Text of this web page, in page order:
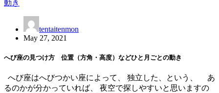
tentaitenmon
May 27, 2021
へび座の見つけ方 位置（方角・高度）などひと月ごとの動き
へび座はへびつかい座によって、 独立した、という、 あ
るのかが分かっていれば、 夜空で探しやすいと思いますの